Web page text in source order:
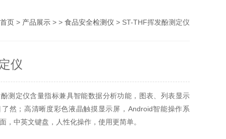
页 > 产品展示 > > 食品安全检测仪 > ST-THF挥发酚测定仪
仪
测定仪含量指标兼具智能数据分析功能，图表、列表显示
然；高清晰度彩色液晶触摸显示屏，Android智能操作系
，中英文键盘，人性化操作，使用更简单。